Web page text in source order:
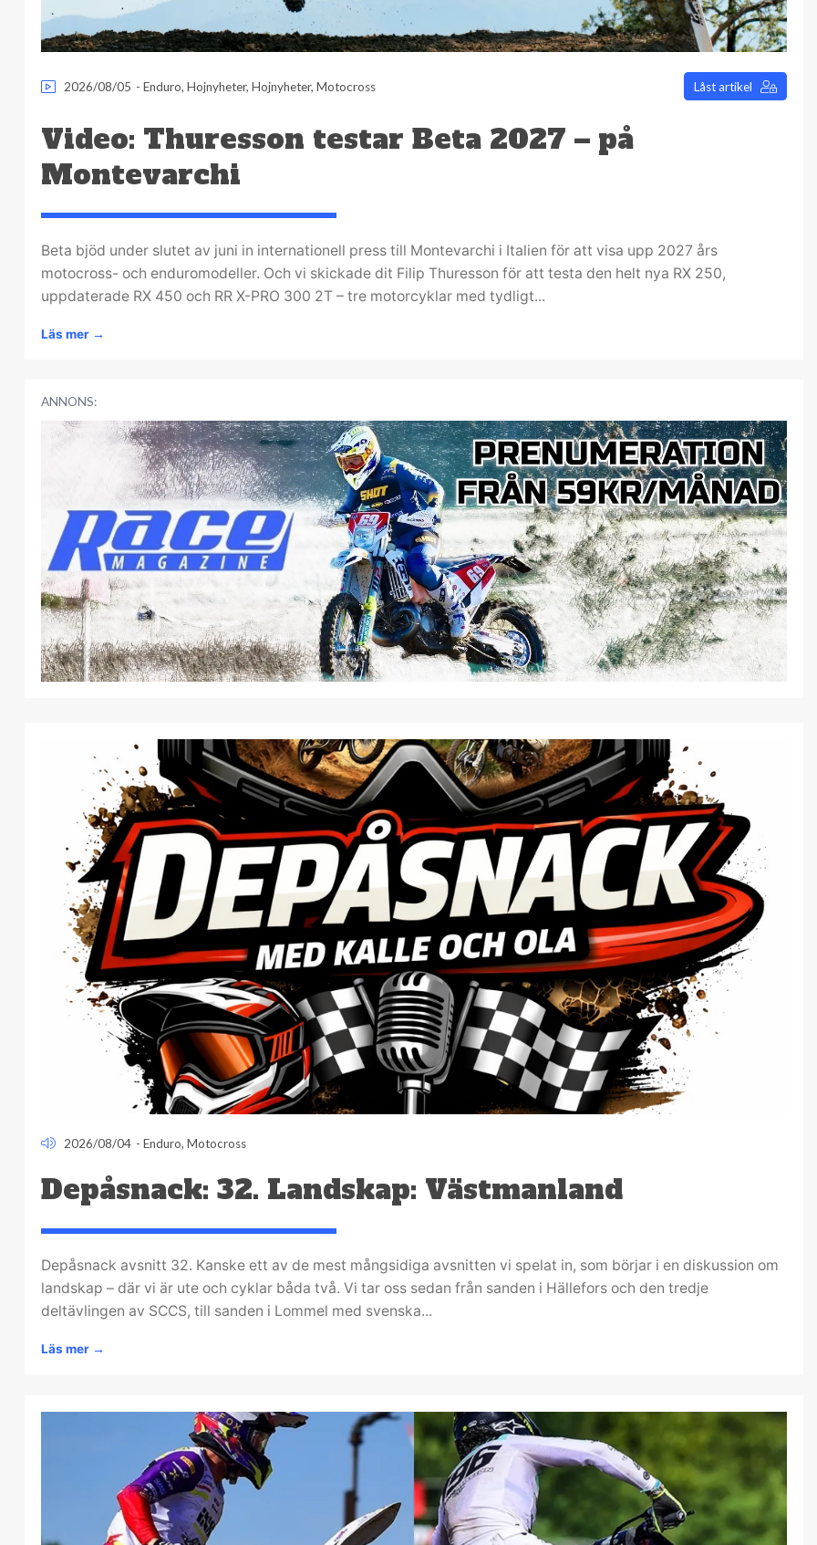
2026/08/05 - Enduro, Hojnyheter, Hojnyheter, Motocross Låst artikel
Video: Thuresson testar Beta 2027 – på
Montevarchi
Beta bjöd under slutet av juni in internationell press till Montevarchi i Italien för att visa upp 2027 års
motocross- och enduromodeller. Och vi skickade dit Filip Thuresson för att testa den helt nya RX 250,
uppdaterade RX 450 och RR X-PRO 300 2T – tre motorcyklar med tydligt...
Läs mer →
ANNONS:
2026/08/04 - Enduro, Motocross
Depåsnack: 32. Landskap: Västmanland
Depåsnack avsnitt 32. Kanske ett av de mest mångsidiga avsnitten vi spelat in, som börjar i en diskussion om
landskap – där vi är ute och cyklar båda två. Vi tar oss sedan från sanden i Hällefors och den tredje
deltävlingen av SCCS, till sanden i Lommel med svenska...
Läs mer →